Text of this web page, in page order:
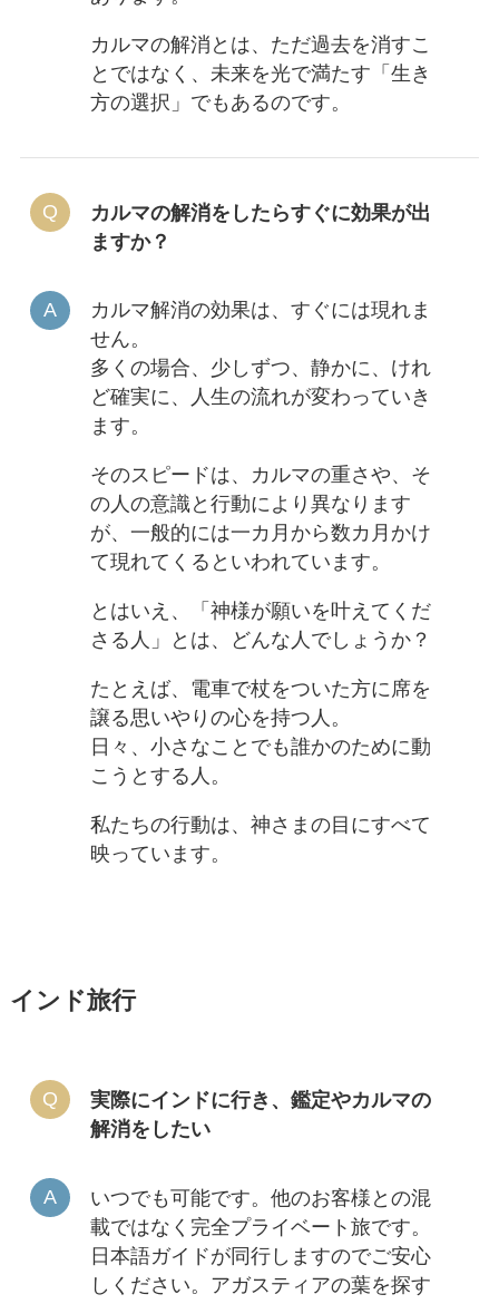
カルマの解消とは、ただ過去を消すこ
とではなく、未来を光で満たす「生き
方の選択」でもあるのです。
カルマの解消をしたらすぐに効果が出
ますか？
カルマ解消の効果は、すぐには現れま
せん。
多くの場合、少しずつ、静かに、けれ
ど確実に、人生の流れが変わっていき
ます。
そのスピードは、カルマの重さや、そ
の人の意識と行動により異なります
が、一般的には一カ月から数カ月かけ
て現れてくるといわれています。
とはいえ、「神様が願いを叶えてくだ
さる人」とは、どんな人でしょうか？
たとえば、電車で杖をついた方に席を
譲る思いやりの心を持つ人。
日々、小さなことでも誰かのために動
こうとする人。
私たちの行動は、神さまの目にすべて
映っています。
インド旅行
実際にインドに行き、鑑定やカルマの
解消をしたい
いつでも可能です。他のお客様との混
載ではなく完全プライベート旅です。
日本語ガイドが同行しますのでご安心
しください。アガスティアの葉を探す